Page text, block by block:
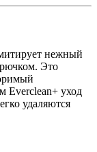
нежный
Это
Everclean+ уход
удаляются